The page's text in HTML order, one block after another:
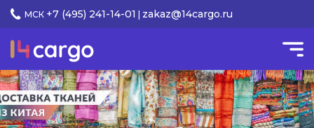
МСК +7 (495) 241-14-01 zakaz@14cargo.ru